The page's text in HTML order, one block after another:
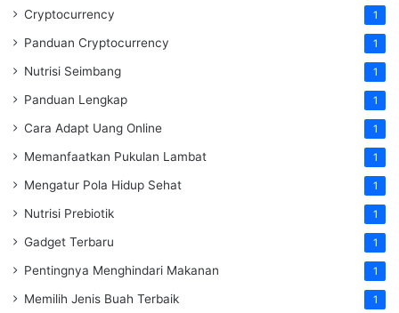
Cryptocurrency 1
Panduan Cryptocurrency 1
Nutrisi Seimbang 1
Panduan Lengkap 1
Cara Adapt Uang Online 1
Memanfaatkan Pukulan Lambat 1
Mengatur Pola Hidup Sehat 1
Nutrisi Prebiotik 1
Gadget Terbaru 1
Pentingnya Menghindari Makanan 1
Memilih Jenis Buah Terbaik 1